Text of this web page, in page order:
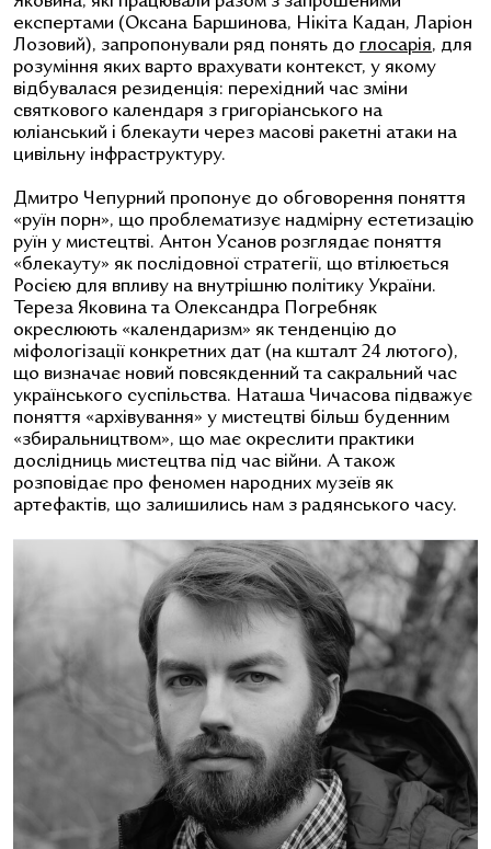
експертами (Оксана Баршинова, Нікіта Кадан, Ларіон
Лозовий), запропонували ряд понять до глосарія, для
розуміння яких варто врахувати контекст, у якому
відбувалася резиденція: перехідний час зміни
святкового календаря з григоріанського на
юліанський і блекаути через масові ракетні атаки на
цивільну інфраструктуру.
Дмитро Чепурний пропонує до обговорення поняття
«руїн порн», що проблематизує надмірну естетизацію
руїн у мистецтві. Антон Усанов розглядає поняття
«блекауту» як послідовної стратегії, що втілюється
Росією для впливу на внутрішню політику України.
Тереза Яковина та Олександра Погребняк
окреслюють «календаризм» як тенденцію до
міфологізації конкретних дат (на кшталт 24 лютого),
що визначає новий повсякденний та сакральний час
українського суспільства. Наташа Чичасова підважує
поняття «архівування» у мистецтві більш буденним
«збиральництвом», що має окреслити практики
дослідниць мистецтва під час війни. А також
розповідає про феномен народних музеїв як
артефактів, що залишились нам з радянського часу.